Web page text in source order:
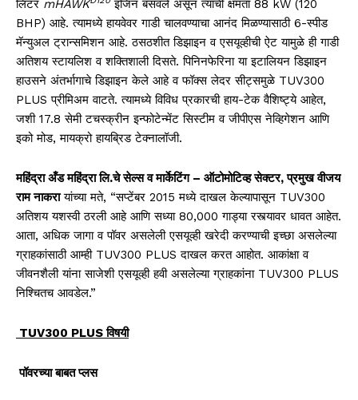
लिटर mHAWK इंजिन बसवले असून त्याची क्षमता88 kW (120
BHP) आहे. त्यामध्ये हायवेवर गाडी चालवण्याचा आनंद मिळण्यासाठी 6-स्पीड
मॅन्युअल ट्रान्समिशन आहे. ठसठशीत डिझाइन व एसयूव्हीची ऐट यामुळे ही गाडी
अतिशय स्टायलिश व शक्तिशाली दिसते.पिनिनफेरिना या इटालियन डिझाइन
हाउसने अंतर्भागाचे डिझाइन केले आहे व फॉक्स लेदर सीट्समुळे TUV300
PLUSप्रीमिअम वाटते.त्यामध्ये विविध प्रकारची हाय-टेक वैशिष्ट्ये आहेत,
जशी 17.8सेमी टचस्क्रीन इन्फोटेन्मेंट सिस्टीम व जीपीएस नेव्हिगेशन आणि
इको मोड, मायक्रो हायब्रिड टेक्नालॉजी.
महिंद्रा अँड महिंद्रा लि.चे सेल्स व मार्केटिंग – ऑटोमोटिव्ह सेक्टर, प्रमुख वीजय
राम नाकरायांच्या मते, “सप्टेंबर 2015 मध्ये दाखल केल्यापासून TUV300
अतिशय यशस्वी ठरली आहे आणि सध्या80,000गाड्या रस्त्यावर धावत आहेत.
आता, अधिक जागा व पॉवर असलेली एसयूव्ही खरेदी करण्याची इच्छा असलेल्या
ग्राहकांसाठी आम्हीTUV300 PLUSदाखल करत आहोत. आकांक्षा व
जीवनशैली यांना साजेशी एसयूव्ही हवी असलेल्या ग्राहकांना TUV300 PLUS
निश्चितच आवडेल.”
TUV300 PLUSविषयी
पॉवरच्या बाबत प्लस